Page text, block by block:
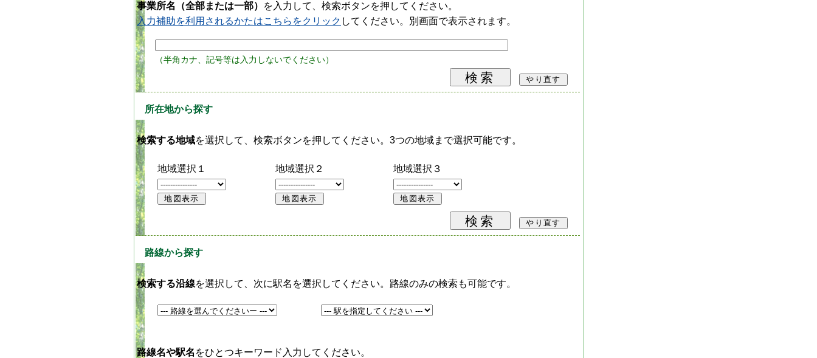
事業所名（全部または一部）
を入力して、検索ボタンを押してください。
入力補助を利用されるかたはこちらをクリック してください。別画面で表示されます。
（半角カナ、記号等は入力しないでください）
所在地から探す
検索する地域を選択して、検索ボタンを押してください。3つの地域まで選択可能です。
地域選択１ 地域選択２ 地域選択３
路線から探す
検索する沿線を選択して、次に駅名を選択してください。路線のみの検索も可能です。
路線名や駅名 をひとつキーワード入力してください。